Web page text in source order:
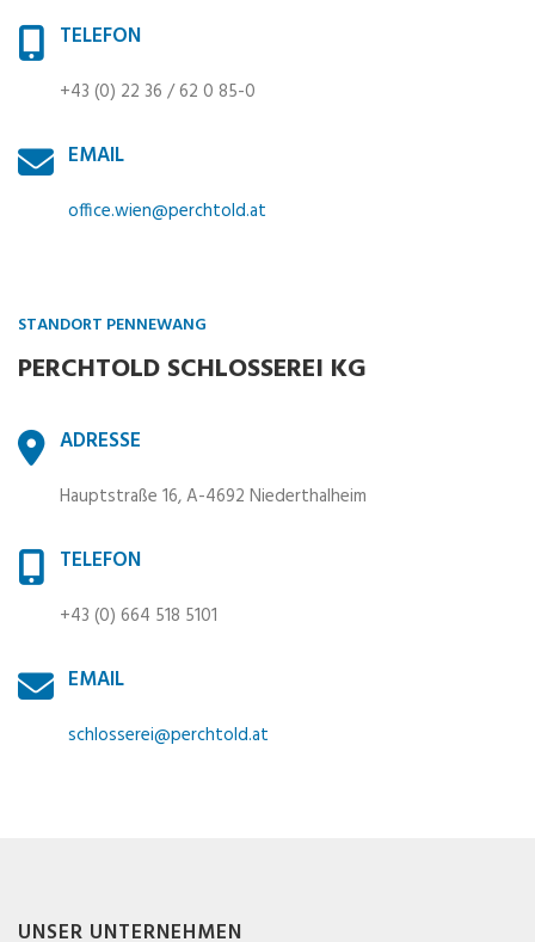
TELEFON
+43 (0) 22 36 / 62 0 85-0
EMAIL
office.wien@perchtold.at
STANDORT PENNEWANG
PERCHTOLD SCHLOSSEREI KG
ADRESSE
Hauptstraße 16, A-4692 Niederthalheim
TELEFON
+43 (0) 664 518 5101
EMAIL
schlosserei@perchtold.at
UNSER UNTERNEHMEN